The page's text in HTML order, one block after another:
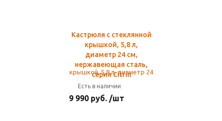
Кастрюля с стеклянной
крышкой, 5,8 л,
диаметр 24 см,
нержавеющая сталь,
серия Citrin
Есть в наличии
9 990 руб. /шт